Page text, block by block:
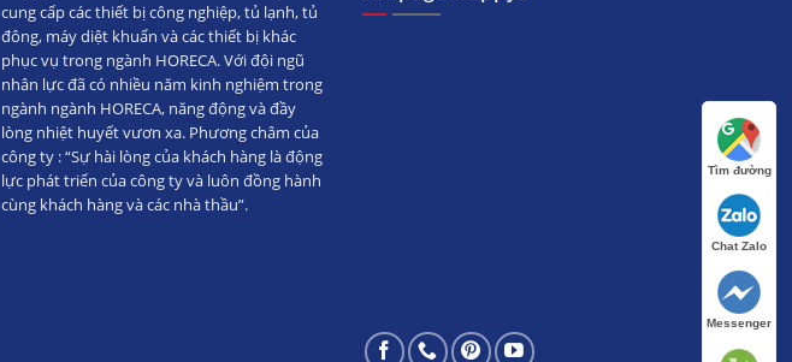
cung cấp các thiết bị công nghiệp, tủ lạnh, tủ
đông, máy diệt khuẩn và các thiết bị khác
phục vụ trong ngành HORECA. Với đội ngũ
nhân lực đã có nhiều năm kinh nghiệm trong
ngành ngành HORECA, năng động và đầy
lòng nhiệt huyết vươn xa. Phương châm của
công ty : “Sự hài lòng của khách hàng là động
lực phát triển của công ty và luôn đồng hành
cùng khách hàng và các nhà thầu”.
Tìm đường
Chat Zalo
Messenger